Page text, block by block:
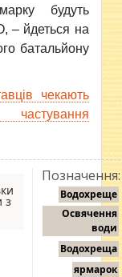
будуть
– йдеться на
батальйону
чекають
з
Позначення:
Водохреще
Освячення
води
Водохреща
ярмарок